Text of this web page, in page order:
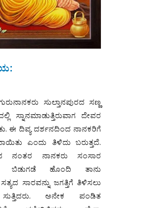
ಸುಲ್ತಾನಪುರದ ಸಣ್ಣ
ಸ್ನಾನಮಾಡುತ್ತಿರುವಾಗ ದೇವರ
ಈ ದಿವ್ಯ ದರ್ಶನದಿಂದ ನಾನಕರಿಗೆ
ಎಂದು ತಿಳಿದು ಬರುತ್ತದೆ.
ನಂತರ ನಾನಕರು ಸಂಸಾರ
ಬಿಡುಗಡೆ ಹೊಂದಿ ತಾನು
ಸಾರವನ್ನು ಜಗತ್ತಿಗೆ ತಿಳಿಸಲು
ಅನೇಕ ಪಂಡಿತ